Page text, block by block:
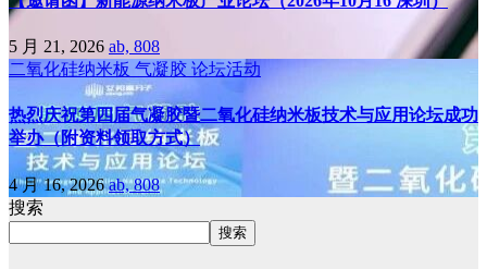
5 月 21, 2026 ab, 808
二氧化硅纳米板 气凝胶 论坛活动
热烈庆祝第四届气凝胶暨二氧化硅纳米板技术与应用论坛成功
举办（附资料领取方式）
4 月 16, 2026ab, 808
搜索
搜索